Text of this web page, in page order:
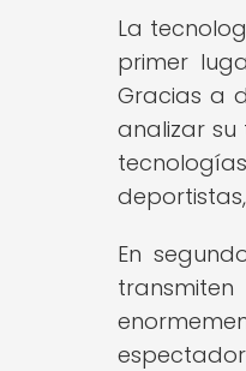
La
primer
Gracias a
analizar su
En
transmiten